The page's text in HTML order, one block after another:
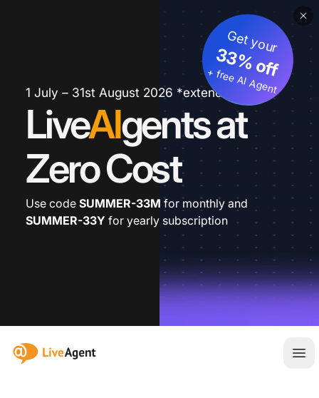
1 July – 31st August 2026 *extended
LiveAIgents at
Zero Cost
Get your
33% off
+ free AI Agent
Use code SUMMER-33M for monthly and
SUMMER-33Y for yearly subscription
:site.title
メ